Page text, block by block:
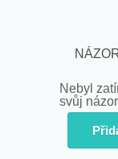
Nebyl
svůj